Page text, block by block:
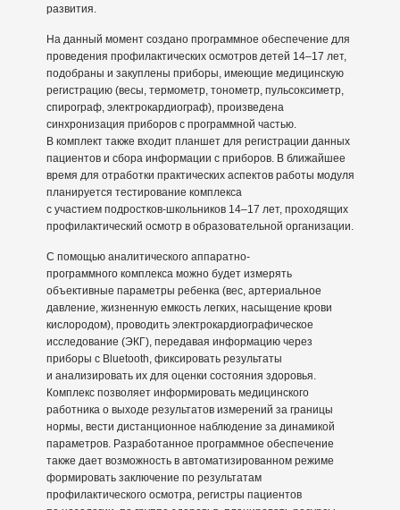
развития.
На данный момент создано программное обеспечение для
проведения профилактических осмотров детей 14–17 лет,
подобраны и закуплены приборы, имеющие медицинскую
регистрацию (весы, термометр, тонометр, пульсоксиметр,
спирограф, электрокардиограф), произведена
синхронизация приборов с программной частью.
В комплект также входит планшет для регистрации данных
пациентов и сбора информации с приборов. В ближайшее
время для отработки практических аспектов работы модуля
планируется тестирование комплекса
с участием подростков-школьников 14–17 лет, проходящих
профилактический осмотр в образовательной организации.
С помощью аналитического аппаратно-
программного комплекса можно будет измерять
объективные параметры ребенка (вес, артериальное
давление, жизненную емкость легких, насыщение крови
кислородом), проводить электрокардиографическое
исследование (ЭКГ), передавая информацию через
приборы с Bluetooth, фиксировать результаты
и анализировать их для оценки состояния здоровья.
Комплекс позволяет информировать медицинского
работника о выходе результатов измерений за границы
нормы, вести дистанционное наблюдение за динамикой
параметров. Разработанное программное обеспечение
также дает возможность в автоматизированном режиме
формировать заключение по результатам
профилактического осмотра, регистры пациентов